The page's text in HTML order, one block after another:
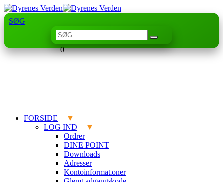
SØG
0
FORSIDE
LOG IND
Ordrer
DINE POINT
Downloads
Adresser
Kontoinformationer